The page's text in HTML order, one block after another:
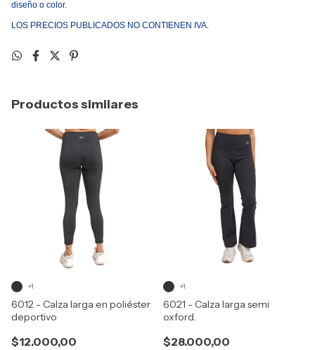
diseño o color.
LOS PRECIOS PUBLICADOS NO CONTIENEN IVA.
Productos similares
6012 - Calza larga en poliéster
deportivo
$12.000,00
+1
6021 - Calza larga semi
oxford.
$28.000,00
+1